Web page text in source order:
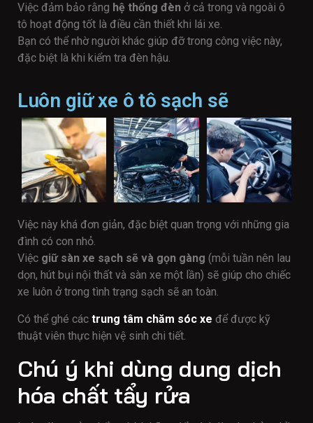
Việc đảm bảo rằng hệ thống đèn ở cả trong và ngoài ô
tô hoạt động tốt là điều cần thiết khi lái xe.
Bạn có thể nhờ người khác giúp đỡ trong công việc này,
đặc biệt là khi kiểm tra đèn hậu.
Luôn giữ xe ô tô sạch sẽ
Việc này khá đơn giản, đặc biệt quan trọng với những gia
đình có con nhỏ.
Việc giữ sàn xe sạch sẽ và gọn gàng (mỗi tuần nên lau
dọn, hút bụi nội thất và sàn xe một lần) sẽ giúp cho chiếc
xe luôn ở trong tình trạng sạch sẽ an toàn.
Có thể ghé các trung tâm chăm sóc xe để được kỹ
thuật viên thực hiện vệ sinh chi tiết.
Chú ý khi dùng dung dịch
hóa chất tẩy rửa